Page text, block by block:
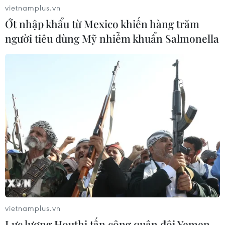
Xung đột Hamas-Israel: Israel chưa
chấp thuận kế hoạch về Dải Gaza
Mỹ dỡ bỏ lệnh trừng phạt đối với
hãng hàng không Iraq
06/08/2026 03:34
Iran và Oman đạt thỏa thuận về
tuyến vận tải thương mại qua eo biển
Hormuz
05/08/2026 22:43
vietnamplus.vn
Ớt nhập khẩu từ Mexico khiến hàng trăm
người tiêu dùng Mỹ nhiễm khuẩn Salmonella
vietnamplus.vn